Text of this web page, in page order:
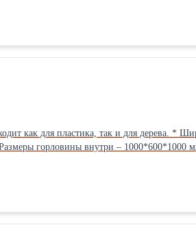
горловины внутри – 1000*600*1000
3112 мч. Подключен, можно проверить в